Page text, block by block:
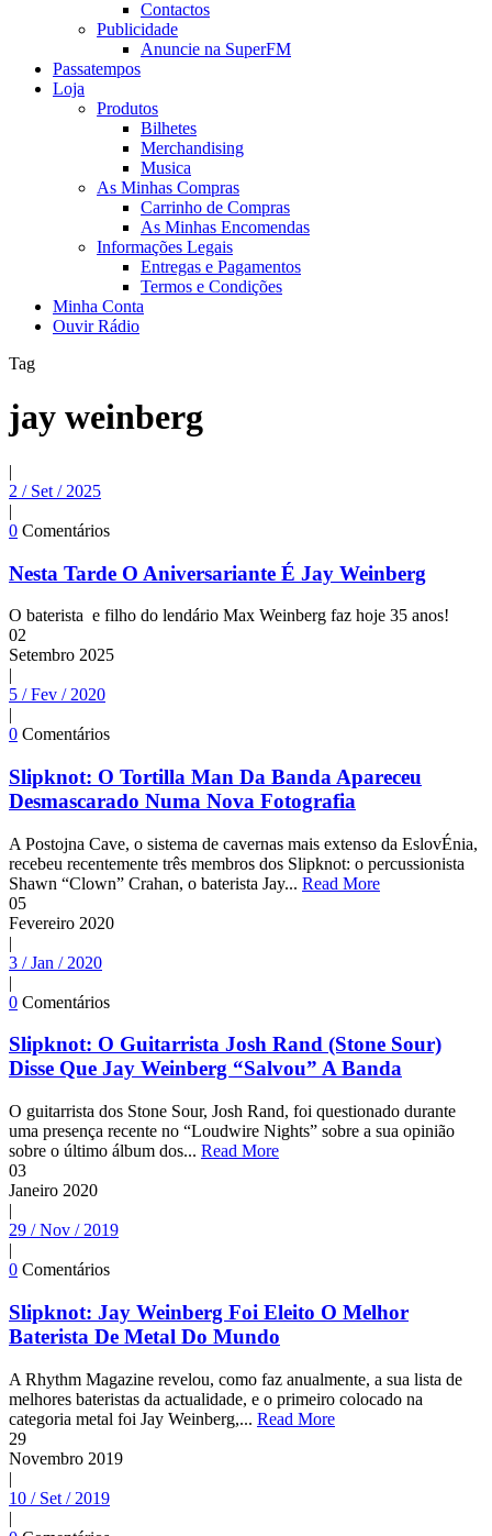
Contactos
Publicidade
Anuncie na SuperFM
Passatempos
Loja
Produtos
Bilhetes
Merchandising
Musica
As Minhas Compras
Carrinho de Compras
As Minhas Encomendas
Informações Legais
Entregas e Pagamentos
Termos e Condições
Minha Conta
Ouvir Rádio
Tag
jay weinberg
|
2 / Set / 2025
|
0 Comentários
Nesta Tarde O Aniversariante É Jay Weinberg
O baterista e filho do lendário Max Weinberg faz hoje 35 anos!
02
Setembro 2025
|
5 / Fev / 2020
|
0 Comentários
Slipknot: O Tortilla Man Da Banda Apareceu
Desmascarado Numa Nova Fotografia
A Postojna Cave, o sistema de cavernas mais extenso da EslovÉnia,
recebeu recentemente três membros dos Slipknot: o percussionista
Shawn “Clown” Crahan, o baterista Jay... Read More
05
Fevereiro 2020
|
3 / Jan / 2020
|
0 Comentários
Slipknot: O Guitarrista Josh Rand (Stone Sour)
Disse Que Jay Weinberg “Salvou” A Banda
O guitarrista dos Stone Sour, Josh Rand, foi questionado durante
uma presença recente no “Loudwire Nights” sobre a sua opinião
sobre o último álbum dos... Read More
03
Janeiro 2020
|
29 / Nov / 2019
|
0 Comentários
Slipknot: Jay Weinberg Foi Eleito O Melhor
Baterista De Metal Do Mundo
A Rhythm Magazine revelou, como faz anualmente, a sua lista de
melhores bateristas da actualidade, e o primeiro colocado na
categoria metal foi Jay Weinberg,... Read More
29
Novembro 2019
|
10 / Set / 2019
|